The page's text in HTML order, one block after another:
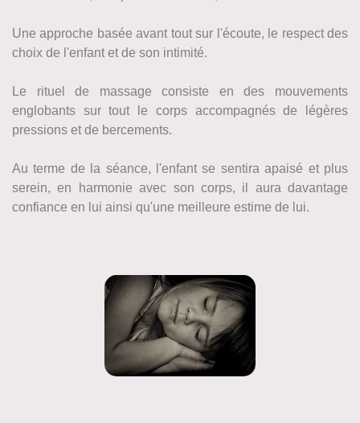
Une approche basée avant tout sur l'écoute, le respect des
choix de l'enfant et de son intimité.
Le rituel de massage consiste en des mouvements
englobants sur tout le corps accompagnés de légères
pressions et de bercements.
Au terme de la séance, l'enfant se sentira apaisé et plus
serein, en harmonie avec son corps, il aura davantage
confiance en lui ainsi qu'une meilleure estime de lui.